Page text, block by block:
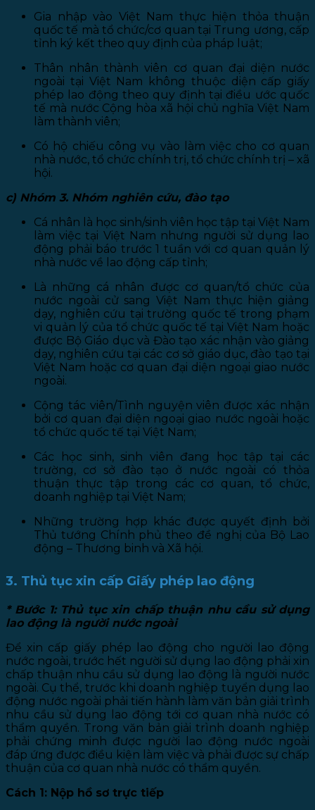
Gia nhập vào Việt Nam thực hiện thỏa thuận
quốc tế mà tổ chức/cơ quan tại Trung ương, cấp
tỉnh ký kết theo quy định của pháp luật;
Thân nhân thành viên cơ quan đại diện nước
ngoài tại Việt Nam không thuộc diện cấp giấy
phép lao động theo quy định tại điều ước quốc
tế mà nước Cộng hòa xã hội chủ nghĩa Việt Nam
làm thành viên;
Có hộ chiếu công vụ vào làm việc cho cơ quan
nhà nước, tổ chức chính trị, tổ chức chính trị – xã
hội.
c) Nhóm 3. Nhóm nghiên cứu, đào tạo
Cá nhân là học sinh/sinh viên học tập tại Việt Nam
làm việc tại Việt Nam nhưng người sử dụng lao
động phải báo trước 1 tuần với cơ quan quản lý
nhà nước về lao động cấp tỉnh;
Là những cá nhân được cơ quan/tổ chức của
nước ngoài cử sang Việt Nam thực hiện giảng
dạy, nghiên cứu tại trường quốc tế trong phạm
vi quản lý của tổ chức quốc tế tại Việt Nam hoặc
được Bộ Giáo dục và Đào tạo xác nhận vào giảng
dạy, nghiên cứu tại các cơ sở giáo dục, đào tạo tại
Việt Nam hoặc cơ quan đại diện ngoại giao nước
ngoài.
Cộng tác viên/Tình nguyện viên được xác nhận
bởi cơ quan đại diện ngoại giao nước ngoài hoặc
tổ chức quốc tế tại Việt Nam;
Các học sinh, sinh viên đang học tập tại các
trường, cơ sở đào tạo ở nước ngoài có thỏa
thuận thực tập trong các cơ quan, tổ chức,
doanh nghiệp tại Việt Nam;
Những trường hợp khác được quyết định bởi
Thủ tướng Chính phủ theo đề nghị của Bộ Lao
động – Thương binh và Xã hội.
3. Thủ tục xin cấp Giấy phép lao động
* Bước 1: Thủ tục xin chấp thuận nhu cầu sử dụng
lao động là người nước ngoài
Để xin cấp giấy phép lao động cho người lao động
nước ngoài, trước hết người sử dụng lao động phải xin
chấp thuận nhu cầu sử dụng lao động là người nước
ngoài. Cụ thể, trước khi doanh nghiệp tuyển dụng lao
động nước ngoài phải tiến hành làm văn bản giải trình
nhu cầu sử dụng lao động tới cơ quan nhà nước có
thẩm quyền. Trong văn bản giải trình doanh nghiệp
phải chứng minh được người lao động nước ngoài
đáp ứng được điều kiện làm việc và phải được sự chấp
thuận của cơ quan nhà nước có thẩm quyền.
Cách 1: Nộp hồ sơ trực tiếp